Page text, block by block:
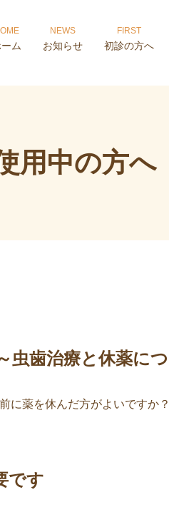
ム
NEWS
お知らせ
FIRST
初診の方へ
用中の方
虫歯治療と休薬に
に薬を休んだ方がよいですか？
です